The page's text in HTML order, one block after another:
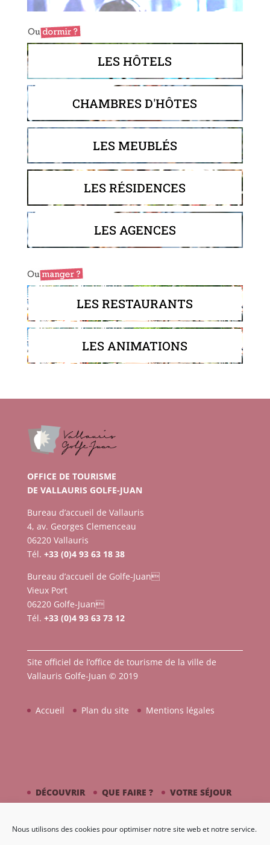
Nous utilisons des cookies pour optimiser notre site web et notre service.
LES HÔTELS
CHAMBRES D'HÔTES
LES MEUBLÉS
LES RÉSIDENCES
LES AGENCES
LES RESTAURANTS
LES ANIMATIONS
OFFICE DE TOURISME
DE VALLAURIS GOLFE-JUAN
Bureau d’accueil de Vallauris
4, av. Georges Clemenceau
06220 Vallauris
Tél. +33 (0)4 93 63 18 38
Bureau d’accueil de Golfe-Juan
Vieux Port
06220 Golfe-Juan
Tél. +33 (0)4 93 63 73 12
Site officiel de l’office de tourisme de la ville de
Vallauris Golfe-Juan © 2019
Accueil Plan du site Mentions légales
DÉCOUVRIR QUE FAIRE ?
VOTRE SÉJOUR